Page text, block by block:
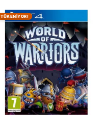
TÜKENİYOR!